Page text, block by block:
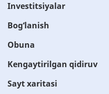
Investitsiyalar
Bog‘lanish
Obuna
Kengaytirilgan qidiruv
Sayt xaritasi